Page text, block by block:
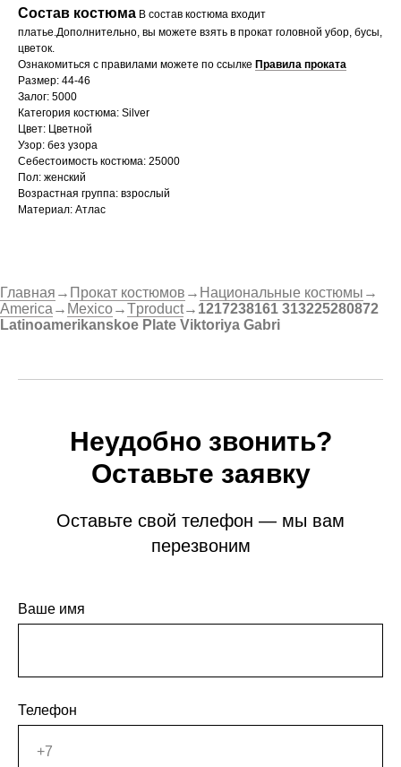
Состав костюма В состав костюма входит
платье.Дополнительно, вы можете взять в прокат головной убор, бусы,
цветок.
Ознакомиться с правилами можете по ссылке Правила проката
Размер: 44-46
Залог: 5000
Категория костюма: Silver
Цвет: Цветной
Узор: без узора
Себестоимость костюма: 25000
Пол: женский
Возрастная группа: взрослый
Материал: Атлас
Главная → Прокат костюмов → Национальные костюмы →
America → Mexico→Tproduct→ 1217238161 313225280872
Latinoamerikanskoe Plate Viktoriya Gabri
Неудобно звонить?
Оставьте заявку
Оставьте свой телефон — мы вам
перезвоним
Ваше имя
Телефон